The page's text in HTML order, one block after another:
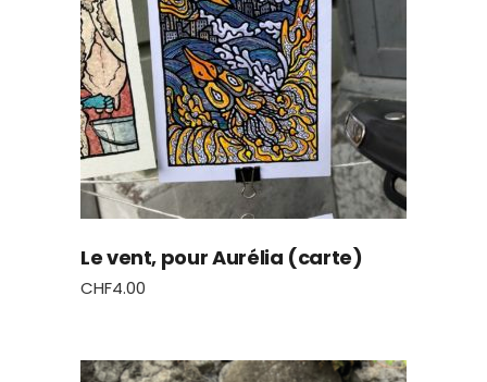
Le vent, pour Aurélia (carte)
CHF4.00